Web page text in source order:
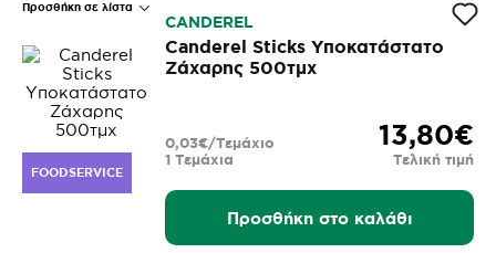
Προσθήκη σε λίστα
FOODSERVICE
CANDEREL
Canderel Sticks Υποκατάστατο
Ζάχαρης 500τμχ
13,80€
Τελική τιμή
1 Τεμάχια
0,03€/Τεμάχιο
Προσθήκη στο καλάθι